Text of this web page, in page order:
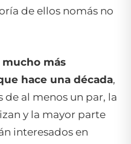
de ellos nomás no
mucho más
hace una década,
de al menos un par, la
y la mayor parte
interesados en